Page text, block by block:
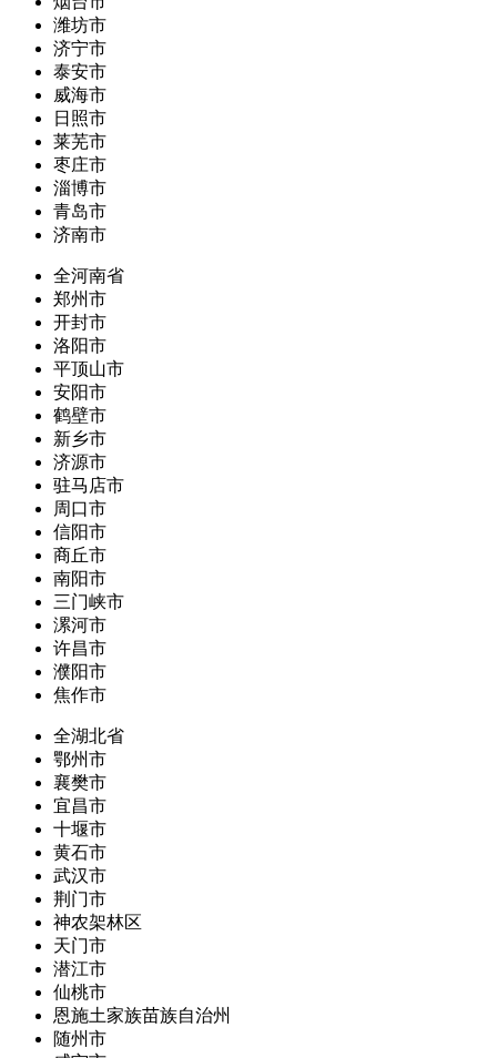
潍坊市
济宁市
泰安市
威海市
日照市
莱芜市
枣庄市
淄博市
青岛市
济南市
全河南省
郑州市
开封市
洛阳市
平顶山市
安阳市
鹤壁市
新乡市
济源市
驻马店市
周口市
信阳市
商丘市
南阳市
三门峡市
漯河市
许昌市
濮阳市
焦作市
全湖北省
鄂州市
襄樊市
宜昌市
十堰市
黄石市
武汉市
荆门市
神农架林区
天门市
潜江市
仙桃市
恩施土家族苗族自治州
随州市